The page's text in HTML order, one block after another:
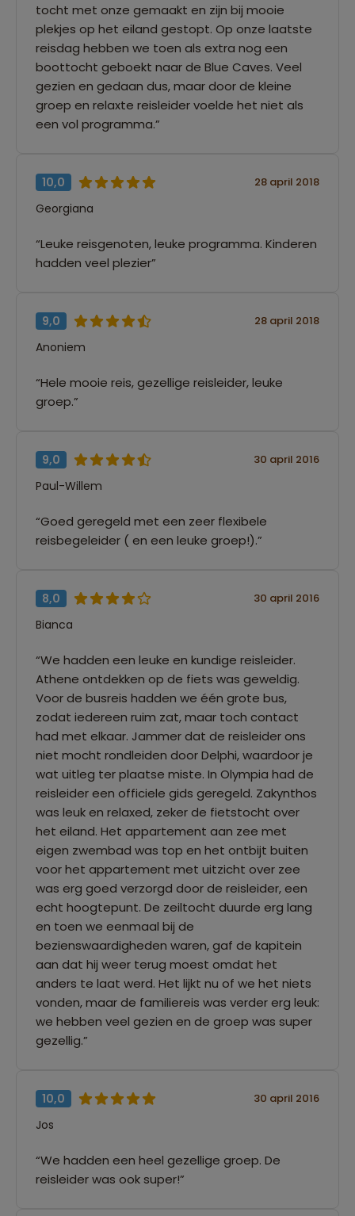
tocht met onze gemaakt en zijn bij mooie
plekjes op het eiland gestopt. Op onze laatste
reisdag hebben we toen als extra nog een
boottocht geboekt naar de Blue Caves. Veel
gezien en gedaan dus, maar door de kleine
groep en relaxte reisleider voelde het niet als
een vol programma.”
10,0 28 april 2018
Georgiana
“Leuke reisgenoten, leuke programma. Kinderen
hadden veel plezier”
9,0 28 april 2018
Anoniem
“Hele mooie reis, gezellige reisleider, leuke
groep.”
9,0 30 april 2016
Paul-Willem
“Goed geregeld met een zeer flexibele
reisbegeleider ( en een leuke groep!).”
8,0 30 april 2016
Bianca
“We hadden een leuke en kundige reisleider.
Athene ontdekken op de fiets was geweldig.
Voor de busreis hadden we één grote bus,
zodat iedereen ruim zat, maar toch contact
had met elkaar. Jammer dat de reisleider ons
niet mocht rondleiden door Delphi, waardoor je
wat uitleg ter plaatse miste. In Olympia had de
reisleider een officiele gids geregeld. Zakynthos
was leuk en relaxed, zeker de fietstocht over
het eiland. Het appartement aan zee met
eigen zwembad was top en het ontbijt buiten
voor het appartement met uitzicht over zee
was erg goed verzorgd door de reisleider, een
echt hoogtepunt. De zeiltocht duurde erg lang
en toen we eenmaal bij de
bezienswaardigheden waren, gaf de kapitein
aan dat hij weer terug moest omdat het
anders te laat werd. Het lijkt nu of we het niets
vonden, maar de familiereis was verder erg leuk:
we hebben veel gezien en de groep was super
gezellig.”
10,0 30 april 2016
Jos
“We hadden een heel gezellige groep. De
reisleider was ook super!”